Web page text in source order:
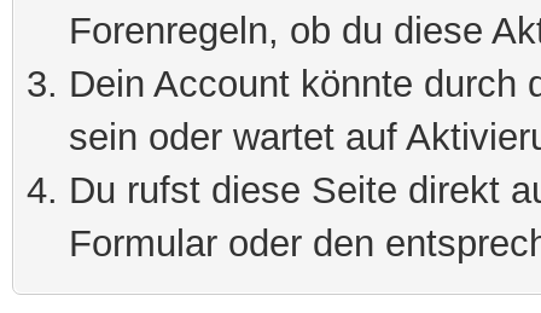
Forenregeln, ob du diese
Dein Account könnte durch
sein oder wartet auf
Du rufst diese Seite direkt
Formular oder den